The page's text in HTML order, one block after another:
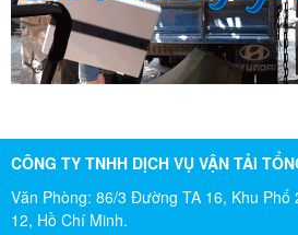
Vợ chồng tôi vừa chuyển về nhà
về quận 2. Tôi được biết dịch vụ
và đến nay đã sử dụng dịch vụ
chúng công ty ngày càng phát
CÔNG TY TNHH DỊCH VỤ VẬN TẢI
Văn Phòng: 86/3 Đường TA 16, Khu Phố
12, Hồ Chí Minh.